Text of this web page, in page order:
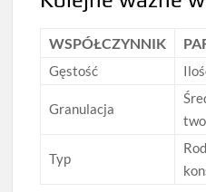
WSPÓŁCZYNNIK
Gęstość
Granulacja
Typ